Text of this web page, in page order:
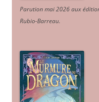
Parution mai 2026 aux
Rubio-Barreau.